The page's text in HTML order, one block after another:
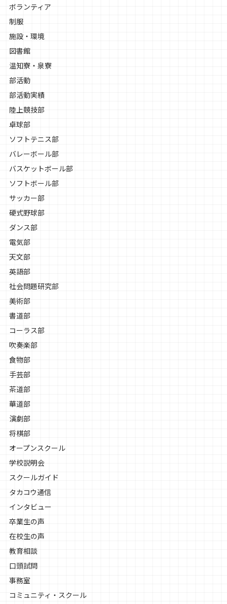
ボランティア
制服
施設・環境
図書館
温知寮・泉寮
部活動
部活動実績
陸上競技部
卓球部
ソフトテニス部
バレーボール部
バスケットボール部
ソフトボール部
サッカー部
硬式野球部
ダンス部
電気部
天文部
英語部
社会問題研究部
美術部
書道部
コーラス部
吹奏楽部
食物部
手芸部
茶道部
華道部
演劇部
将棋部
オープンスクール
学校説明会
スクールガイド
タカコウ通信
インタビュー
卒業生の声
在校生の声
教育相談
口頭試問
事務室
コミュニティ・スクール